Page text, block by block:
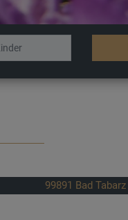
99891 Bad Tabarz